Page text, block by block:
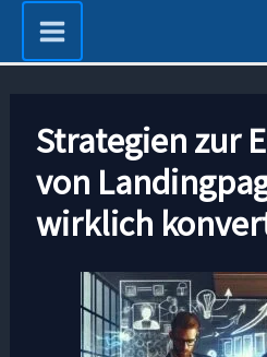
Inhalt
Strategien zur
von
wirklich